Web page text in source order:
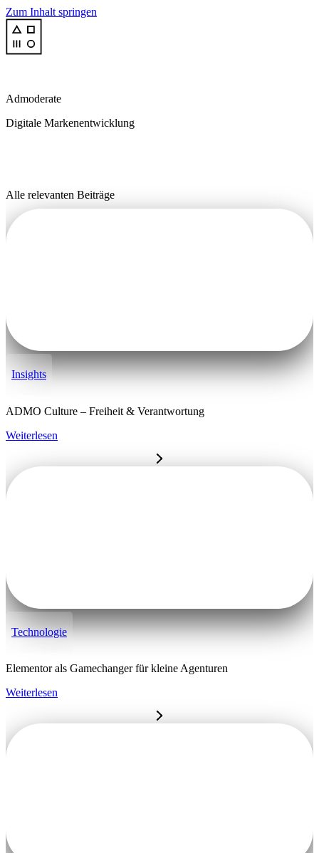
Zum Inhalt springen
Admoderate
Digitale Markenentwicklung
Alle relevanten Beiträge
Insights
ADMO Culture – Freiheit & Verantwortung
Weiterlesen
Technologie
Elementor als Gamechanger für kleine Agenturen
Weiterlesen